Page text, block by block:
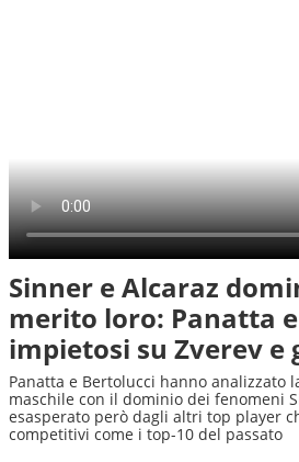
Sinner e Alcaraz
merito loro: Panatta
impietosi su Zverev
Panatta e Bertolucci hanno analizzato
maschile con il dominio dei fenomeni
esasperato però dagli altri top player
competitivi come i top-10 del passato